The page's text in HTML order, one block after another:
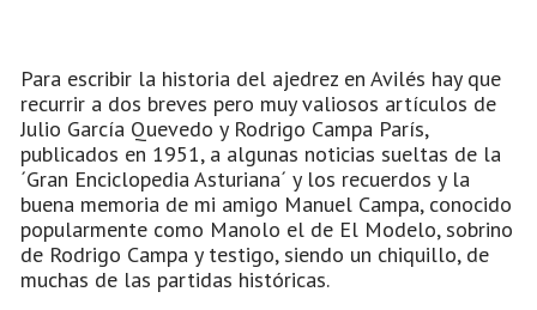
Para escribir la historia del ajedrez en Avilés hay que
recurrir a dos breves pero muy valiosos artículos de
Julio García Quevedo y Rodrigo Campa París,
publicados en 1951, a algunas noticias sueltas de la
´Gran Enciclopedia Asturiana´ y los recuerdos y la
buena memoria de mi amigo Manuel Campa, conocido
popularmente como Manolo el de El Modelo, sobrino
de Rodrigo Campa y testigo, siendo un chiquillo, de
muchas de las partidas históricas.